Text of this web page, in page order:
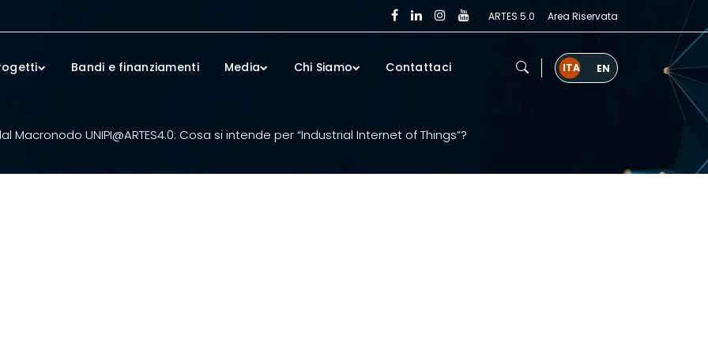
ARTES 5.0 Area Riservata
Bandi e finanziamenti Media Chi Siamo Contattaci
UNIPI@ARTES4.0: Cosa si intende per “Industrial Internet of Things”?